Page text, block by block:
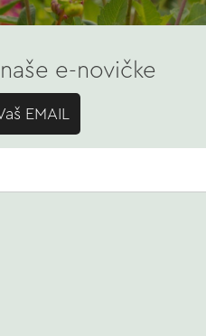
e-novičke
EMAIL